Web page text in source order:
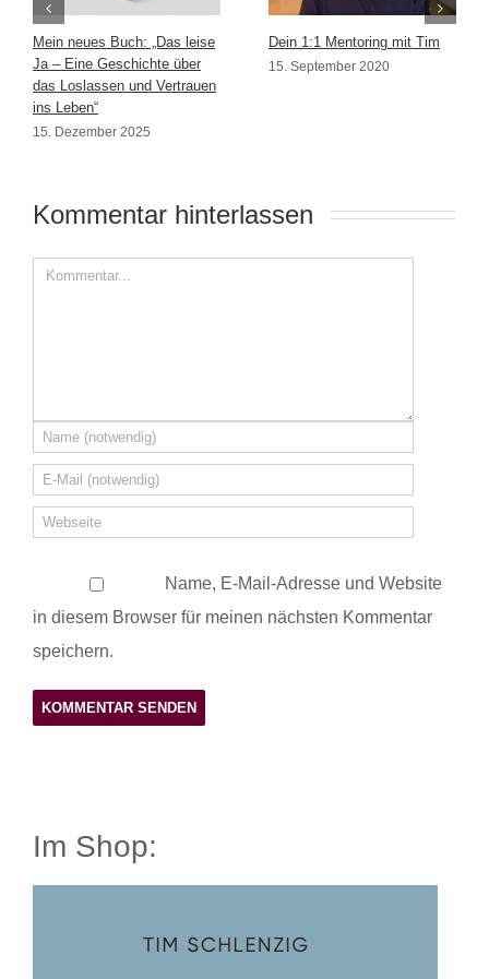
Mein neues Buch: „Das leise
Ja – Eine Geschichte über
das Loslassen und Vertrauen
ins Leben“
15. Dezember 2025
Dein 1:1 Mentoring mit Tim
15. September 2020
Kommentar hinterlassen
Name, E-Mail-Adresse und Website
in diesem Browser für meinen nächsten Kommentar
speichern.
Im Shop: